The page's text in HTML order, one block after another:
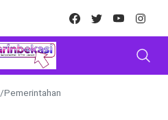
Facebook
TwitterYoutube
/Pemerintahan